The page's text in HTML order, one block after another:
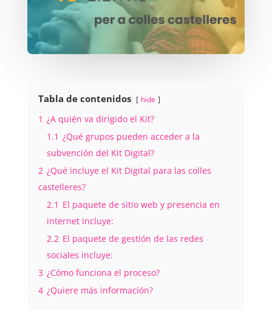
Tabla de contenidos hide
1 ¿A quién va dirigido el Kit?
1.1 ¿Qué grupos pueden acceder a la
subvención del Kit Digital?
2 ¿Qué incluye el Kit Digital para las colles
castelleres?
2.1 El paquete de sitio web y presencia en
internet incluye:
2.2 El paquete de gestión de las redes
sociales incluye:
3 ¿Cómo funciona el proceso?
4 ¿Quiere más información?